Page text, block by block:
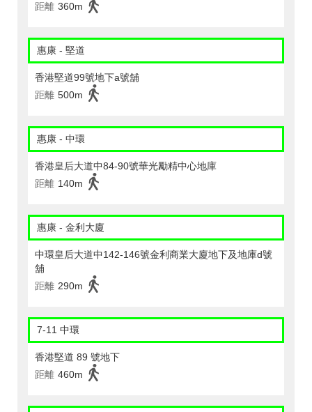
距離 360m
惠康 - 堅道
香港堅道99號地下a號舖
距離 500m
惠康 - 中環
香港皇后大道中84-90號華光勵精中心地庫
距離 140m
惠康 - 金利大廈
中環皇后大道中142-146號金利商業大廈地下及地庫d號
舖
距離 290m
7-11 中環
香港堅道 89 號地下
距離 460m